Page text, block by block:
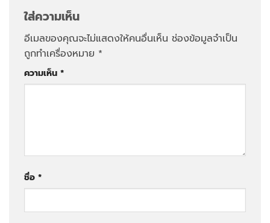
ใส่ความเห็น
อีเมลของคุณจะไม่แสดงให้คนอื่นเห็น ช่องข้อมูลจำเป็น
ถูกทำเครื่องหมาย *
ความเห็น *
ชื่อ *